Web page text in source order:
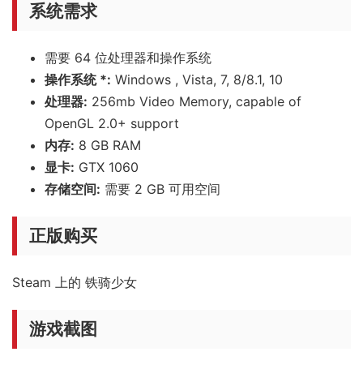
系统需求
需要 64 位处理器和操作系统
操作系统 *: Windows , Vista, 7, 8/8.1, 10
处理器: 256mb Video Memory, capable of
OpenGL 2.0+ support
内存: 8 GB RAM
显卡: GTX 1060
存储空间: 需要 2 GB 可用空间
正版购买
Steam 上的 铁骑少女
游戏截图